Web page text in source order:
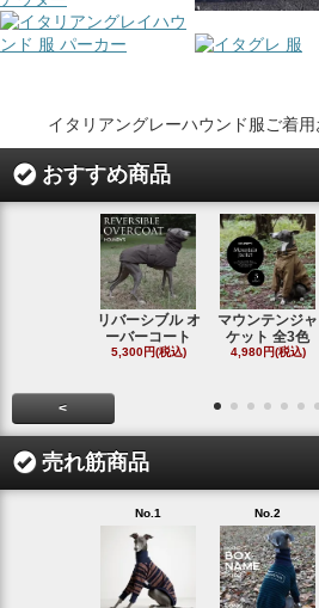
イタリアングレーハウンド服ご着
おすすめ商品
リバーシブル オ
ーバーコート
5,300円(税込)
マウンテンジャ
ケット 全3色
4,980円(税込)
<
売れ筋商品
No.1 No.2